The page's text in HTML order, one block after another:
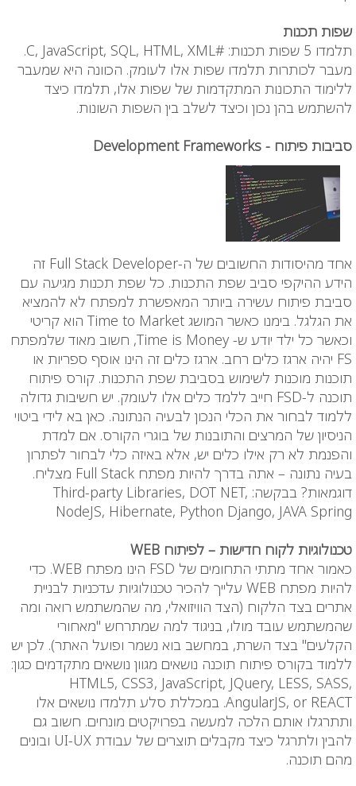
שפות תכנות
תלמדו 5 שפות תכנות: #C, JavaScript, SQL, HTML, XML.
מעבר לכותרות תלמדו שפות אלו לעומק. הכוונה היא שמעבר
ללימוד התכונות המתקדמות של שפות אלו, תלמדו כיצד
להשתמש בהן נכון וכיצד לשלב בין השפות השונות.
סביבות פיתוח - Development Frameworks
אחד מהיסודות החשובים של ה-Full Stack Developer זה
הידע ההיקפי סביב שפת התכנות. כל שפת תכנות מגיעה עם
סביבת פיתוח עשירה ביותר המאפשרת למפתח לא להמציא
את הגלגל. בימנו כאשר המושג Time to Market הוא קריטי
וכאשר כל ילד יודע ש- Time is Money, חשוב מאוד שלמפתח
FS יהיה ארגז כלים רחב. ארגז כלים זה הינו אוסף ספריות או
תוכנות מוכנות לשימוש בסביבת שפת התכנות. קורס פיתוח
תוכנה ל-FSD חייב ללמד כלים אלו לעומק. יש חשיבות גדולה
ללמוד לבחור את הכלי הנכון לבעיה הנתונה. כאן בא לידי ביטוי
הניסיון של המרצים והתובנות של בוגרי הקורס. אם למדת
והפנמת לא רק אילו כלים יש, אלא באיזה כלי לבחור לפתרון
בעיה נתונה – אתה בדרך להיות מפתח Full Stack מצליח.
דוגמאות? בבקשה: Third-party Libraries, DOT NET,
NodeJS, Hibernate, Python Django, JAVA Spring
טכנולוגיות לקוח חדישות – לפיתוח WEB
כאמור אחד מתתי התחומים של FSD הינו מפתח WEB. כדי
להיות מפתח WEB עלייך להכיר טכנולוגיות עדכניות לבניית
אתרים בצד הלקוח (הצד הוויזואלי, מה שהמשתמש רואה ומה
שהמשתמש עובד מולו, בניגוד למה שמתרחש "מאחורי
הקלעים" בצד השרת, במחשב בוא נשמר ופועל האתר). לכן יש
ללמוד בקורס פיתוח תוכנה נושאים מגוון נושאים מתקדמים כגון:
HTML5, CSS3, JavaScript, JQuery, LESS, SASS,
AngularJS, or REACT. במכללת סלע תלמדו נושאים אלו
ותתרגלו אותם הלכה למעשה בפרויקטים מונחים. חשוב גם
להבין ולתרגל כיצד מקבלים תוצרים של עבודת UI-UX ובונים
מהם תוכנה.